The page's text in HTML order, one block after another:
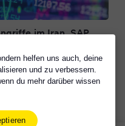
helfen uns auch, deine
und zu verbessern.
du mehr darüber wissen
im Iran, SAP